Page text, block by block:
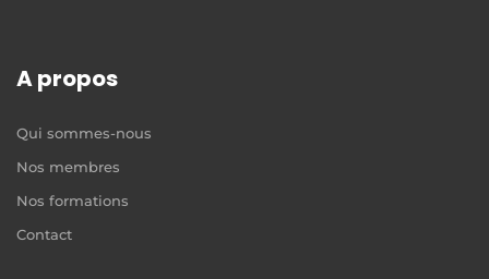
A propos
Qui sommes-nous
Nos membres
Nos formations
Contact